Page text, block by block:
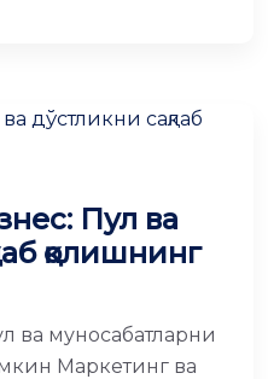
Пул ва
қолишнинг
ва муносабатларни
Маркетинг ва